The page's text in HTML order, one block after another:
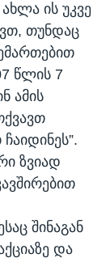
ის უკვე
თუნდაც
წლის 7
ამის
ზვიად
შინაგან
და